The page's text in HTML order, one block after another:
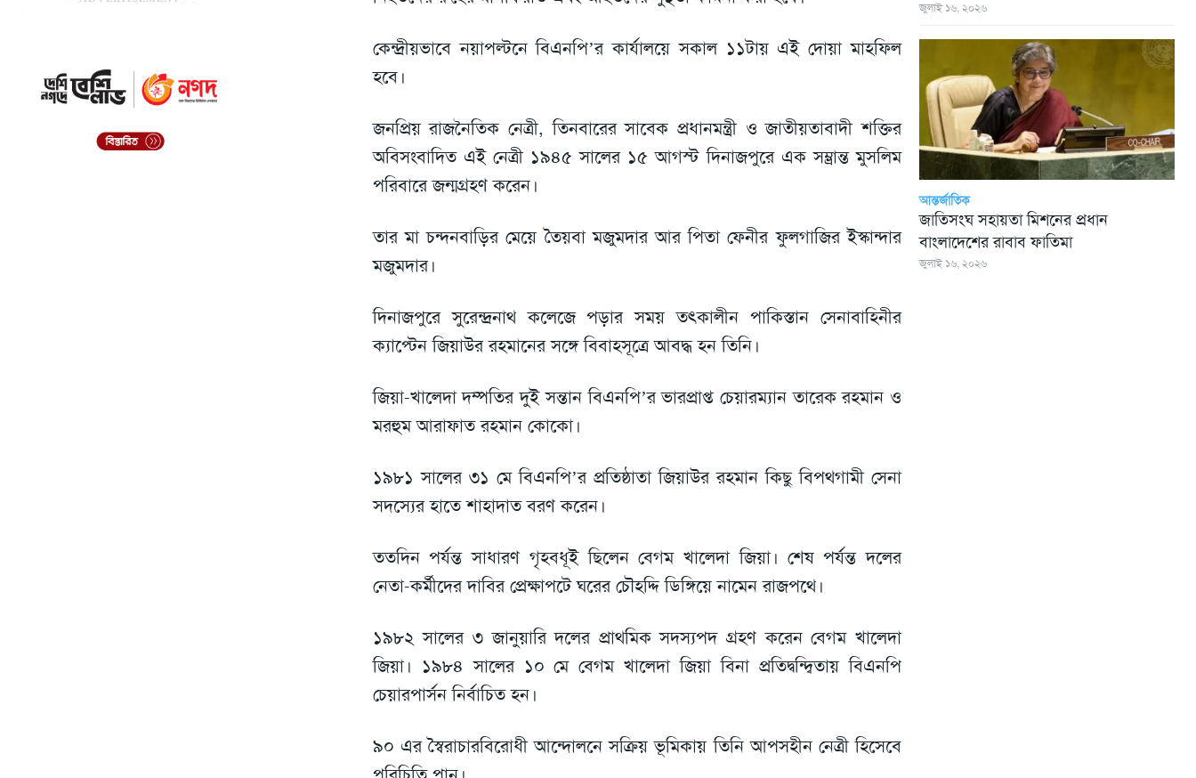
কেন্দ্রীয়ভাবে নয়াপল্টনে বিএনপি’র কার্যালয়ে সকাল ১১টায় এই দোয়া মাহফিল
হবে।
জনপ্রিয় রাজনৈতিক নেত্রী, তিনবারের সাবেক প্রধানমন্ত্রী ও জাতীয়তাবাদী শক্তির
অবিসংবাদিত এই নেত্রী ১৯৪৫ সালের ১৫ আগস্ট দিনাজপুরে এক সম্ভ্রান্ত মুসলিম
পরিবারে জন্মগ্রহণ করেন।
তার মা চন্দনবাড়ির মেয়ে তৈয়বা মজুমদার আর পিতা ফেনীর ফুলগাজির ইস্কান্দার
মজুমদার।
দিনাজপুরে সুরেন্দ্রনাথ কলেজে পড়ার সময় তৎকালীন পাকিস্তান সেনাবাহিনীর
ক্যাপ্টেন জিয়াউর রহমানের সঙ্গে বিবাহসূত্রে আবদ্ধ হন তিনি।
জিয়া-খালেদা দম্পতির দুই সন্তান বিএনপি’র ভারপ্রাপ্ত চেয়ারম্যান তারেক রহমান ও
মরহুম আরাফাত রহমান কোকো।
১৯৮১ সালের ৩১ মে বিএনপি’র প্রতিষ্ঠাতা জিয়াউর রহমান কিছু বিপথগামী সেনা
সদস্যের হাতে শাহাদাত বরণ করেন।
ততদিন পর্যন্ত সাধারণ গৃহবধূই ছিলেন বেগম খালেদা জিয়া। শেষ পর্যন্ত দলের
নেতা-কর্মীদের দাবির প্রেক্ষাপটে ঘরের চৌহদ্দি ডিঙ্গিয়ে নামেন রাজপথে।
১৯৮২ সালের ৩ জানুয়ারি দলের প্রাথমিক সদস্যপদ গ্রহণ করেন বেগম খালেদা
জিয়া। ১৯৮৪ সালের ১০ মে বেগম খালেদা জিয়া বিনা প্রতিদ্বন্দ্বিতায় বিএনপি
চেয়ারপার্সন নির্বাচিত হন।
৯০ এর স্বৈরাচারবিরোধী আন্দোলনে সক্রিয় ভূমিকায় তিনি আপসহীন নেত্রী হিসেবে
জুলাই ১৬, ২০২৬
আন্তর্জাতিক
জাতিসংঘ সহায়তা মিশনের প্রধান
বাংলাদেশের রাবাব ফাতিমা
জুলাই ১৬, ২০২৬